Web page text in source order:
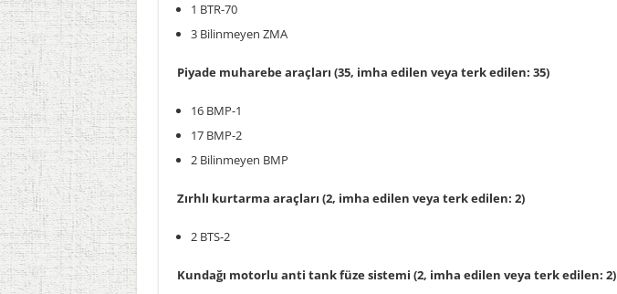
1 BTR-70
3 Bilinmeyen ZMA
Piyade muharebe araçları (35, imha edilen veya terk edilen: 35)
16 BMP-1
17 BMP-2
2 Bilinmeyen BMP
Zırhlı kurtarma araçları (2, imha edilen veya terk edilen: 2)
2 BTS-2
Kundağı motorlu anti tank füze sistemi (2, imha edilen veya terk edilen: 2)